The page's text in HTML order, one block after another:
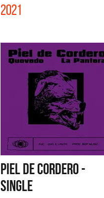
2021
PIEL DE CORDERO -
SINGLE